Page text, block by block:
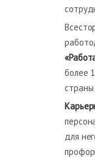
более
для